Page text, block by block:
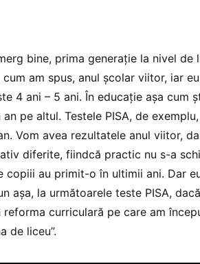
bine, prima generație la nivel de
am spus, anul școlar viitor, iar
4 ani – 5 ani. În educație așa cum
pe altul. Testele PISA, de
Vom avea rezultatele anul viitor,
diferite, fiindcă practic nu s-a
copiii au primit-o în ultimii ani. Dar
așa, la următoarele teste PISA,
curriculară pe care am
de liceu”.